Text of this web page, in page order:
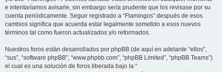
e intentaríamos avisarle, sin embargo sería prudente que los revisase por su
cuenta periódicamente. Seguir registrado a “Flamingos” después de esos
cambios significa que acuerda estar legalmente sometido a esos nuevos
términos tal como fueron actualizados y/o reformados.
Nuestros foros están desarrollados por phpBB (de aquí en adelante “ellos”,
“sus”, “software phpBB”, “www.phpbb.com”, “phpBB Limited”, “phpBB Teams”)
el cual es una solución de foros liberada bajo la “